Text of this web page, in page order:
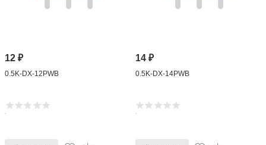
12₽
0.5K-DX-12PWB
14 ₽
0.5K-DX-14PWB